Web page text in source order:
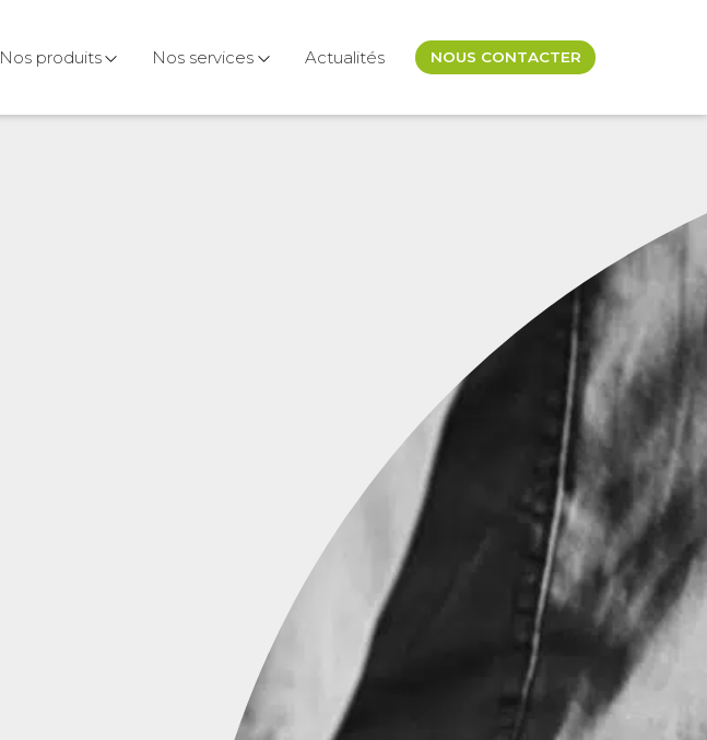
Nos produits Nos services Actualités NOUS CONTACTER